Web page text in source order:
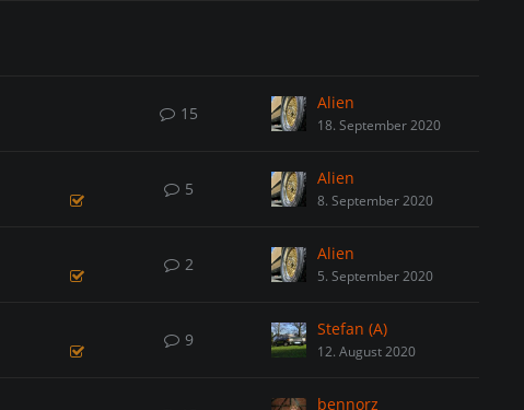
15
Alien
18. September 2020
5
Alien
8. September 2020
2
Alien
5. September 2020
9
Stefan (A)
12. August 2020
bennorz